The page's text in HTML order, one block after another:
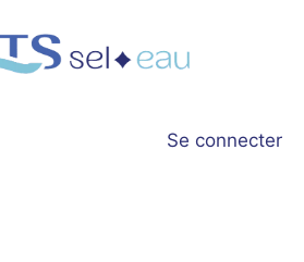
Se connecter